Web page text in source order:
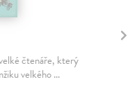
čtenáře, který
velkého ...